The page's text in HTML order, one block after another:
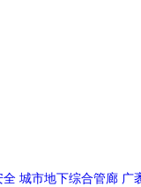
全 城市地下综合管廊 广